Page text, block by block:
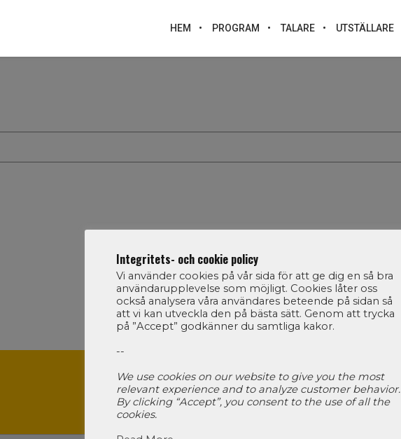
HEM PROGRAM TALARE UTSTÄLLARE
Integritets- och cookie policy
Vi använder cookies på vår sida för att ge dig en så bra
användarupplevelse som möjligt. Cookies låter oss
också analysera våra användares beteende på sidan så
att vi kan utveckla den på bästa sätt. Genom att trycka
på ”Accept” godkänner du samtliga kakor.
--
We use cookies on our website to give you the most
relevant experience and to analyze customer behavior.
By clicking “Accept”, you consent to the use of all the
cookies.